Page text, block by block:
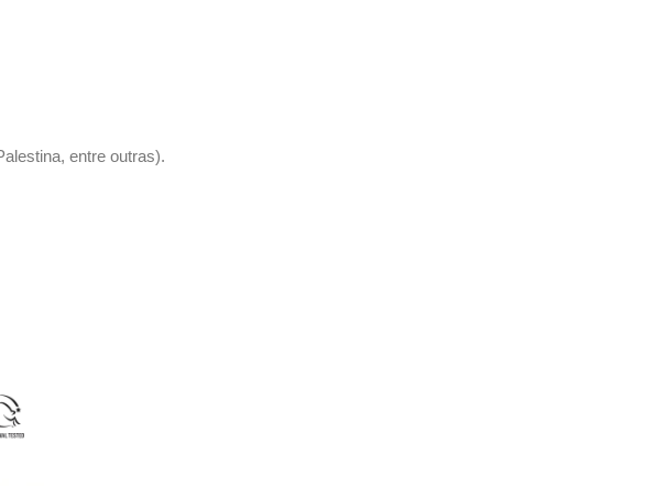
entre outras).